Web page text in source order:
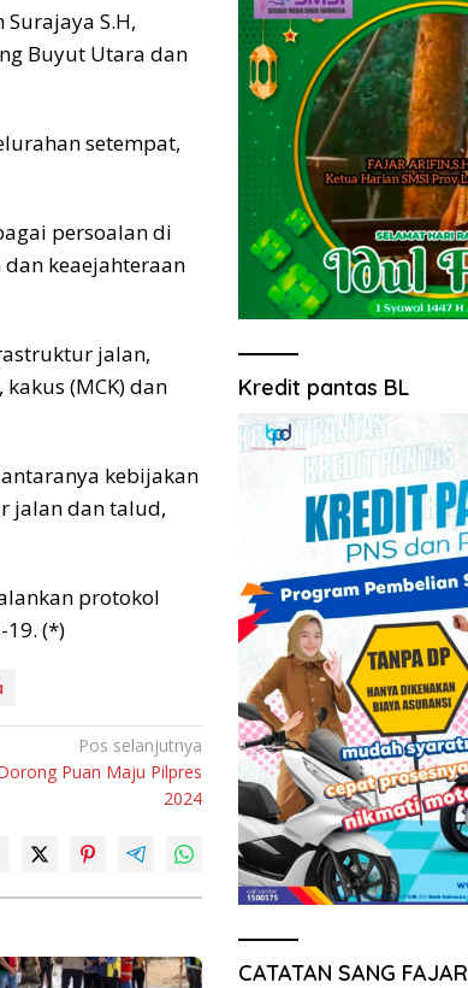
S.H,
Buyut Utara dan
setempat,
persoalan di
keaejahteraan
jalan,
(MCK) dan
kebijakan
jalan dan talud,
protokol
19. (*)
Pos selanjutnya
Puan Maju Pilpres
2024
Kredit pantas BL
CATATAN SANG FAJAR